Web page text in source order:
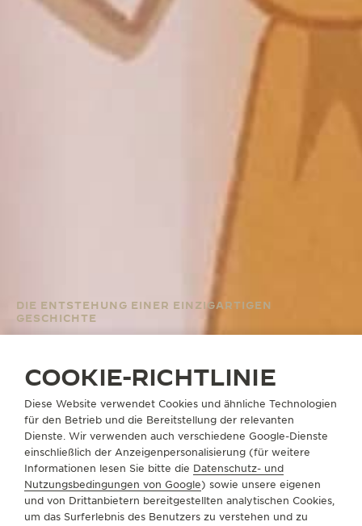
DIE ENTSTEHUNG EINER EINZIGARTIGEN
GESCHICHTE
DER REVERSO
WEBCOMIC VON
OLIVECOAT
DER REVERSO WEBCOMIC
COOKIE-RICHTLINIE
Diese Website verwendet Cookies und ähnliche Technologien
für den Betrieb und die Bereitstellung der relevanten
Dienste. Wir verwenden auch verschiedene Google-Dienste
einschließlich der Anzeigenpersonalisierung (für weitere
Informationen lesen Sie bitte die Datenschutz- und
Nutzungsbedingungen von Google) sowie unsere eigenen
und von Drittanbietern bereitgestellten analytischen Cookies,
um das Surferlebnis des Benutzers zu verstehen und zu